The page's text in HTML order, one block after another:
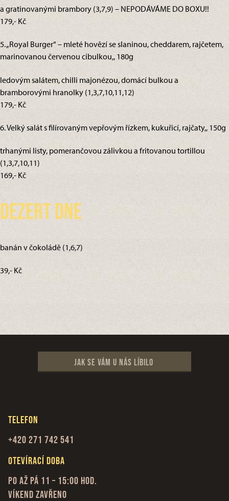
a gratinovanými brambory (3,7,9) – NEPODÁVÁME DO BOXU!!
179,- Kč
5. „Royal Burger“ – mleté hovězí se slaninou, cheddarem, rajčetem,
marinovanou červenou cibulkou,, 180g
ledovým salátem, chilli majonézou, domácí bulkou a
bramborovými hranolky (1,3,7,10,11,12)
179,- Kč
6. Velký salát s filírovaným vepřovým řízkem, kukuřicí, rajčaty,, 150g
trhanými listy, pomerančovou zálivkou a fritovanou tortillou
(1,3,7,10,11)
169,- Kč
Dezert dne
banán v čokoládě (1,6,7)
39,- Kč
Jak se vám u nás líbilo
Telefon
+420 271 742 541
Otevírací doba
Po až Pá 11 – 15:00 hod.
Víkend zavřeno